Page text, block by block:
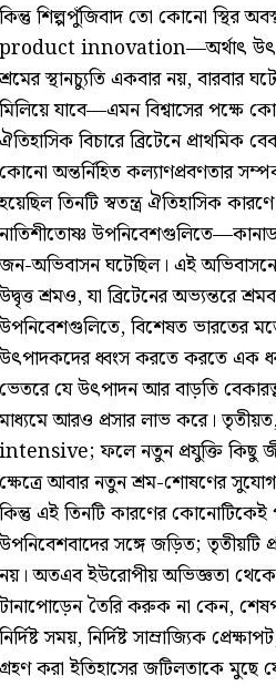
কিন্তু শিল্পপুঁজিবাদ তো কোনো স্থির
product innovation—অর্থাৎ
স্থানচ্যুতি একবার নয়, বারবার
মিলিয়ে যাবে—এমন বিশ্বাসের পক্ষে
ঐতিহাসিক বিচারে ব্রিটেনে প্রাথমিক
কোনো অন্তর্নিহিত কল্যাণপ্রবণতার
তিনটি স্বতন্ত্র ঐতিহাসিক
নাতিশীতোষ্ণ
জন-অভিবাসন ঘটেছিল। এই
শ্রমও, যা ব্রিটেনের অভ্যন্তরে
বিশেষত ভারতের মতো
ধ্বংস করতে করতে এক
ভেতরে যে উৎপাদন আর বাড়তি
আরও প্রসার লাভ করে।
intensive; ফলে নতুন প্রযুক্তি কিছু
ক্ষেত্রে আবার নতুন শ্রম-শোষণের
কিন্তু এই তিনটি কারণের কোনোটিকেই
সঙ্গে জড়িত; তৃতীয়টি
নয়। অতএব ইউরোপীয় অভিজ্ঞতা থেকে
টানাপোড়েন তৈরি করুক না কেন,
নির্দিষ্ট সময়, নির্দিষ্ট সাম্রাজ্যিক
গ্রহণ করা ইতিহাসের জটিলতাকে মুছে